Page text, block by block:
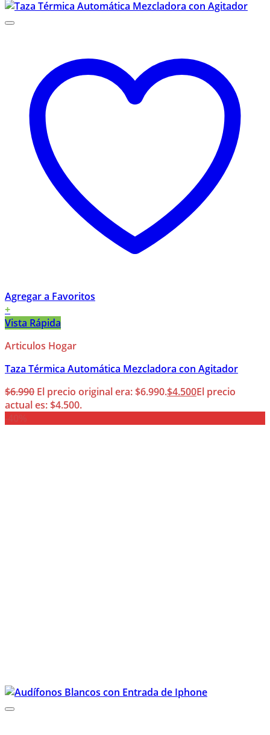
Agregar a Favoritos
+
Vista Rápida
Articulos Hogar
Taza Térmica Automática Mezcladora con Agitador
$6.990 El precio original era: $6.990.$4.500El precio
actual es: $4.500.